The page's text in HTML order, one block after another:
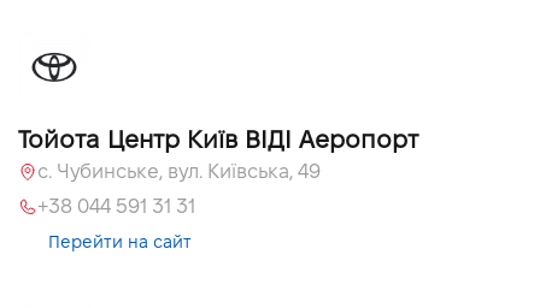
Тойота Центр Київ ВІДІ Аеропорт
c. Чубинське, вул. Київська, 49
+38 044 591 31 31
Перейти на сайт